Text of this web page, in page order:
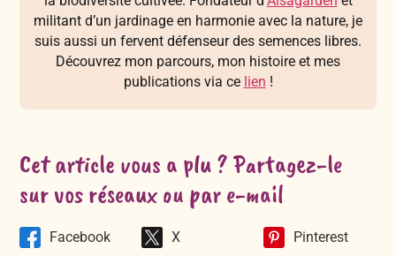
militant d’un jardinage en harmonie avec la nature, je
suis aussi un fervent défenseur des semences libres.
Découvrez mon parcours, mon histoire et mes
publications via ce lien !
Cet article vous a plu ? Partagez-le
sur vos réseaux ou par e-mail
Facebook X
Pinterest